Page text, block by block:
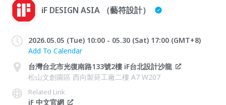
iF DESIGN ASIA （藝符設計）
2026.05.05 (Tue) 10:00 - 05.30 (Sat) 17:00 (GMT+8)
Add To Calendar
台灣台北市光復南路133號2樓 iF台北設計沙龍
松山文創園區 西向製菸工廠二樓 A7 W207
Related Link
iF 中文官網